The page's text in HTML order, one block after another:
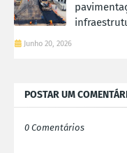
Junho 20, 2026
POSTAR UM
0 Comentários